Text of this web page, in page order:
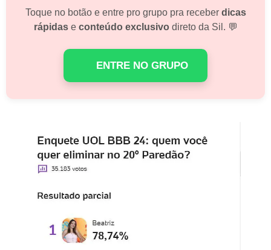
Toque no botão e entre pro grupo pra receber dicas
rápidase conteúdo exclusivodireto da Sil. 💬
ENTRE NO GRUPO